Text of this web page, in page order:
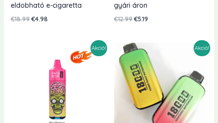
eldobható e-cigaretta
€18.99 Eredeti
€4.98Jelenlegi
gyári áron
€12.99Eredeti
€5.19Jelenlegi
Akció! Akció!